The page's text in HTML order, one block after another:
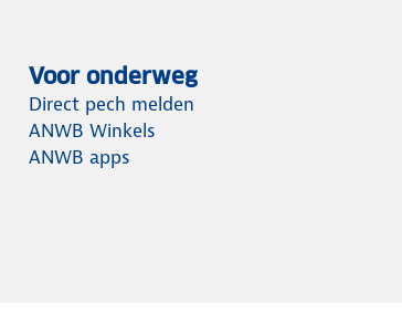
Voor onderweg
Direct pech melden
ANWB Winkels
ANWB apps